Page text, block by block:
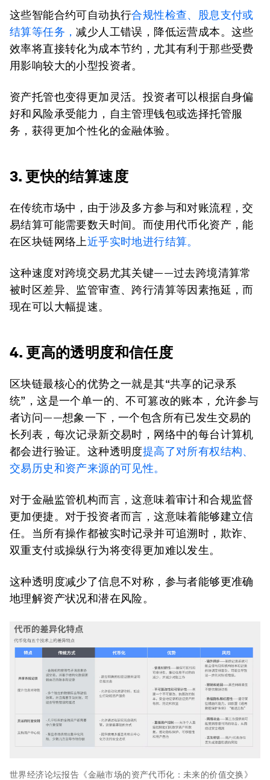
这些智能合约可自动执行合规性检查、股息支付或
结算等任务，减少人工错误，降低运营成本。这些
效率将直接转化为成本节约，尤其有利于那些受费
用影响较大的小型投资者。
资产托管也变得更加灵活。投资者可以根据自身偏
好和风险承受能力，自主管理钱包或选择托管服
务，获得更加个性化的金融体验。
3. 更快的结算速度
在传统市场中，由于涉及多方参与和对账流程，交
易结算可能需要数天时间。而使用代币化资产，能
在区块链网络上近乎实时地进行结算。
这种速度对跨境交易尤其关键——过去跨境清算常
被时区差异、监管审查、跨行清算等因素拖延，而
现在可以大幅提速。
4. 更高的透明度和信任度
区块链最核心的优势之一就是其“共享的记录系
统”，这是一个单一的、不可篡改的账本，允许参与
者访问——想象一下，一个包含所有已发生交易的
长列表，每次记录新交易时，网络中的每台计算机
都会进行验证。这种透明度提高了对所有权结构、
交易历史和资产来源的可见性。
对于金融监管机构而言，这意味着审计和合规监督
更加便捷。对于投资者而言，这意味着能够建立信
任。当所有操作都被实时记录并可追溯时，欺诈、
双重支付或操纵行为将变得更加难以发生。
这种透明度减少了信息不对称，参与者能够更准确
地理解资产状况和潜在风险。
世界经济论坛报告《金融市场的资产代币化：未来的价值交换》